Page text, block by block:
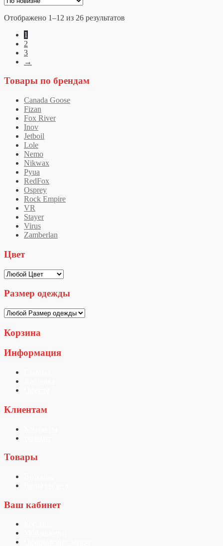
Отображено 1–12 из 26 результатов
1
2
3
→
Товары по брендам
Canada Goose
Fizan
Fox River
Inov
Jetboil
Lole
Nemo
Nikwax
Pyua
RedFox
Osprey
Rock Empire
VR
Stayer
Virus
Zamberlan
Цвет
Размер одежды
Корзина
Информация
Клиентам
Товары
Ваш кабинет